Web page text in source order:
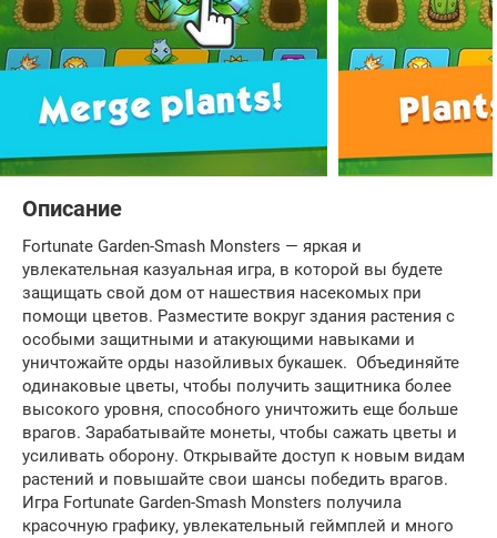
Описание
Fortunate Garden-Smash Monsters — яркая и
увлекательная казуальная игра, в которой вы будете
защищать свой дом от нашествия насекомых при
помощи цветов. Разместите вокруг здания растения с
особыми защитными и атакующими навыками и
уничтожайте орды назойливых букашек. Объединяйте
одинаковые цветы, чтобы получить защитника более
высокого уровня, способного уничтожить еще больше
врагов. Зарабатывайте монеты, чтобы сажать цветы и
усиливать оборону. Открывайте доступ к новым видам
растений и повышайте свои шансы победить врагов.
Игра Fortunate Garden-Smash Monsters получила
красочную графику, увлекательный геймплей и много